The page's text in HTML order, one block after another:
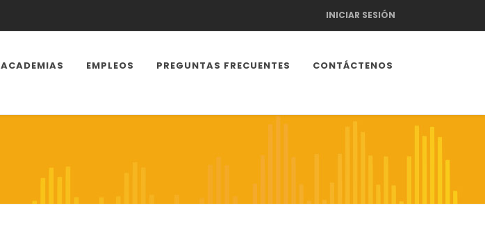
INICIAR SESIÓN
ACADEMIAS EMPLEOS PREGUNTAS FRECUENTES CONTÁCTENOS